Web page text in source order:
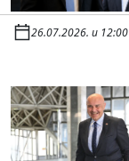
26.07.2026. u 12:00